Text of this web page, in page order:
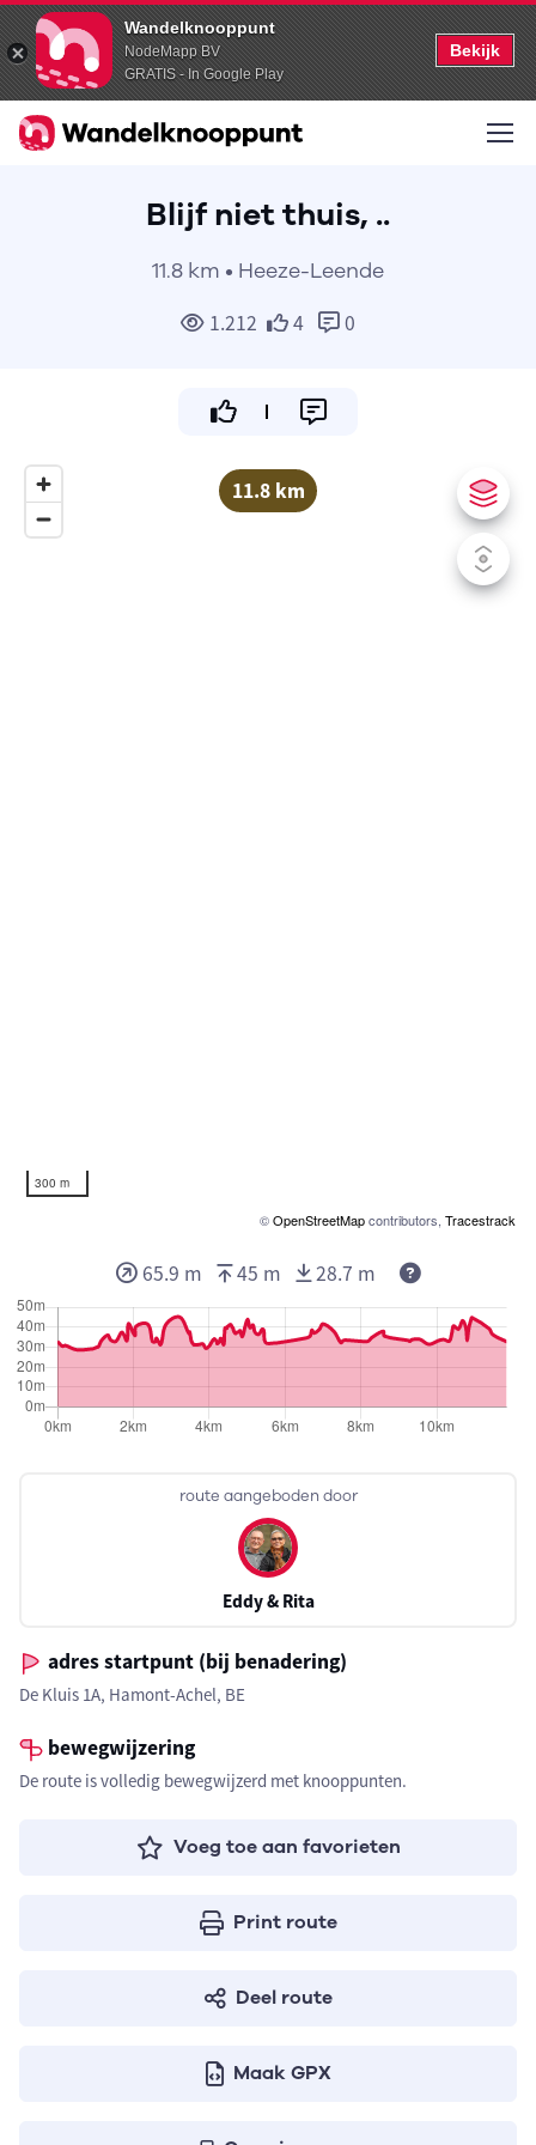
Wandelknooppunt
NodeMapp BV
GRATIS - In Google Play
Bekijk
Blijf niet thuis, ..
11.8 km • Heeze-Leende
1.212 4 0
11.8 km
300 m
©OpenStreetMapcontributors, Tracestrack
route aangeboden door
Eddy & Rita
adres startpunt (bij benadering)
De Kluis 1A, Hamont-Achel, BE
bewegwijzering
De route is volledig bewegwijzerd met knooppunten.
Voeg toe aan favorieten
Print route
Deel route
Maak GPX
65.9 m 45 m 28.7 m